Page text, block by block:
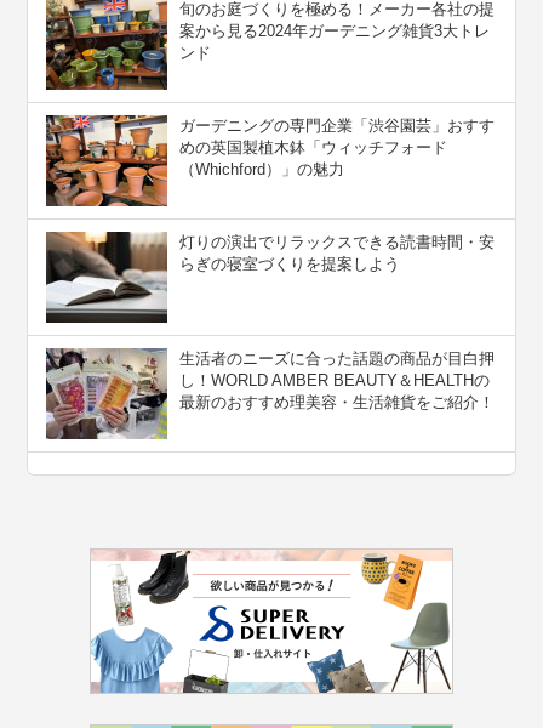
旬のお庭づくりを極める！メーカー各社の提
案から見る2024年ガーデニング雑貨3大トレ
ンド
ガーデニングの専門企業「渋谷園芸」おすす
めの英国製植木鉢「ウィッチフォード
（Whichford）」の魅力
灯りの演出でリラックスできる読書時間・安
らぎの寝室づくりを提案しよう
生活者のニーズに合った話題の商品が目白押
し！WORLD AMBER BEAUTY＆HEALTHの
最新のおすすめ理美容・生活雑貨をご紹介！